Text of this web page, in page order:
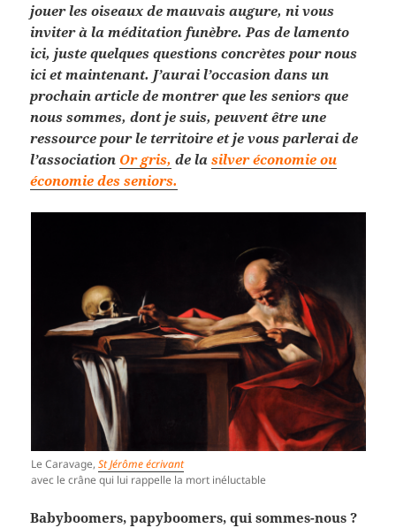
jouer les oiseaux de mauvais augure, ni vous
inviter à la méditation funèbre. Pas de lamento
ici, juste quelques questions concrètes pour nous
ici et maintenant. J’aurai l’occasion dans un
prochain article de montrer que les seniors que
nous sommes, dont je suis, peuvent être une
ressource pour le territoire et je vous parlerai de
l’association Or gris, de lasilver économie ou
économie des seniors.
Le Caravage, St Jérôme écrivant
avec le crâne qui lui rappelle la mort inéluctable
Babyboomers, papyboomers, qui sommes-nous ?